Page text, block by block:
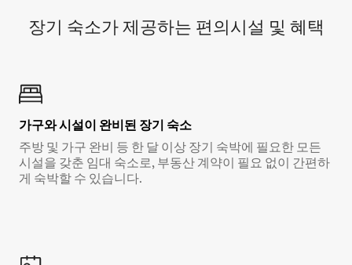
장기 숙소가 제공하는 편의시설 및 혜택
가구와 시설이 완비된 장기 숙소
주방 및 가구 완비 등 한 달 이상 장기 숙박에 필요한 모든
시설을 갖춘 임대 숙소로, 부동산 계약이 필요 없이 간편하
게 숙박할 수 있습니다.